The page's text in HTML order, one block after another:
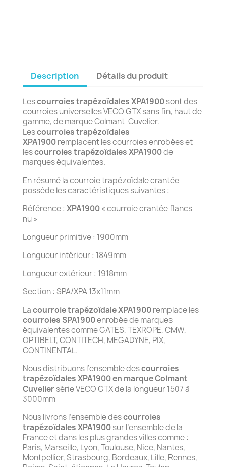
Description Détails du produit
Lescourroies trapézoïdales XPA1900sont des
courroies universelles VECO GTX sans fin, haut de
gamme, de marque Colmant-Cuvelier.
Lescourroiestrapézoïdales
XPA1900remplacent les courroies enrobées et
lescourroies trapézoïdales XPA1900de
marques équivalentes.
En résumé la courroie trapézoïdale crantée
possède les caractéristiques suivantes :
Référence : XPA1900« courroie crantée flancs
nu »
Longueur primitive : 1900mm
Longueur intérieur : 1849mm
Longueur extérieur : 1918mm
Section : SPA/XPA 13x11mm
Lacourroie trapézoïdale XPA1900remplace les
courroies SPA1900enrobée de marques
équivalentes comme GATES, TEXROPE, CMW,
OPTIBELT, CONTITECH, MEGADYNE, PIX,
CONTINENTAL.
Nous distribuons l’ensemble descourroies
trapézoïdales XPA1900 en marque Colmant
Cuveliersérie VECO GTX de la longueur 1507 à
3000mm
Nous livrons l’ensemble descourroies
trapézoïdales XPA1900sur l’ensemble de la
France et dans les plus grandes villes comme :
Paris, Marseille, Lyon, Toulouse, Nice, Nantes,
Montpellier, Strasbourg, Bordeaux, Lille, Rennes,